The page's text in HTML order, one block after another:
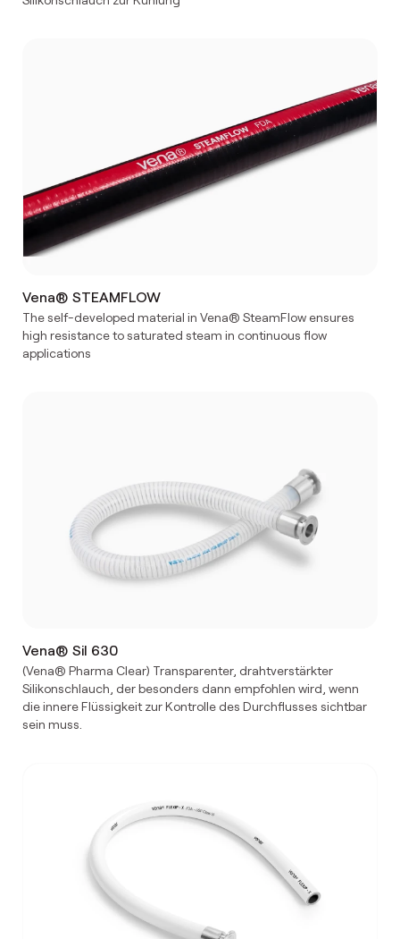
Vena® STEAMFLOW
The self-developed material in Vena® SteamFlow ensures
high resistance to saturated steam in continuous flow
applications
Vena® Sil 630
(Vena® Pharma Clear) Transparenter, drahtverstärkter
Silikonschlauch, der besonders dann empfohlen wird, wenn
die innere Flüssigkeit zur Kontrolle des Durchflusses sichtbar
sein muss.